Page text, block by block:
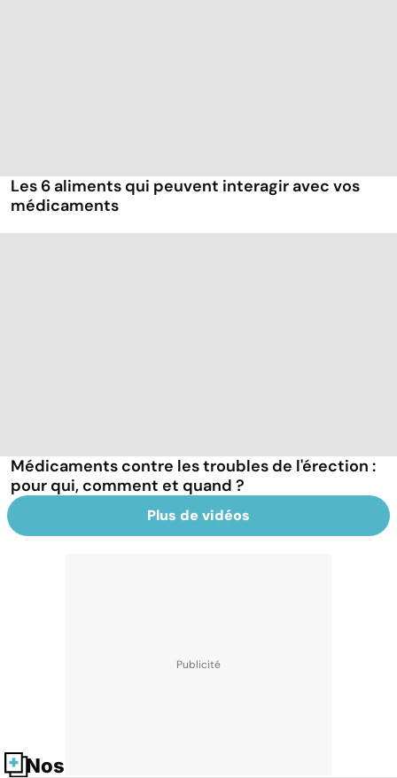
Les 6 aliments qui peuvent interagir avec vos
médicaments
Médicaments contre les troubles de l'érection :
pour qui, comment et quand ?
Plus de vidéos
Nos fiches santé